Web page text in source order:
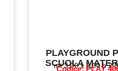
PLAYGROUND
SCUOLA
mt 3,00 x 2,00 h
Codice: PLAY